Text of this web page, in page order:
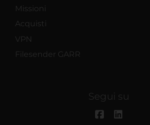
Missioni
Acquisti
VPN
Filesender GARR
Segui su